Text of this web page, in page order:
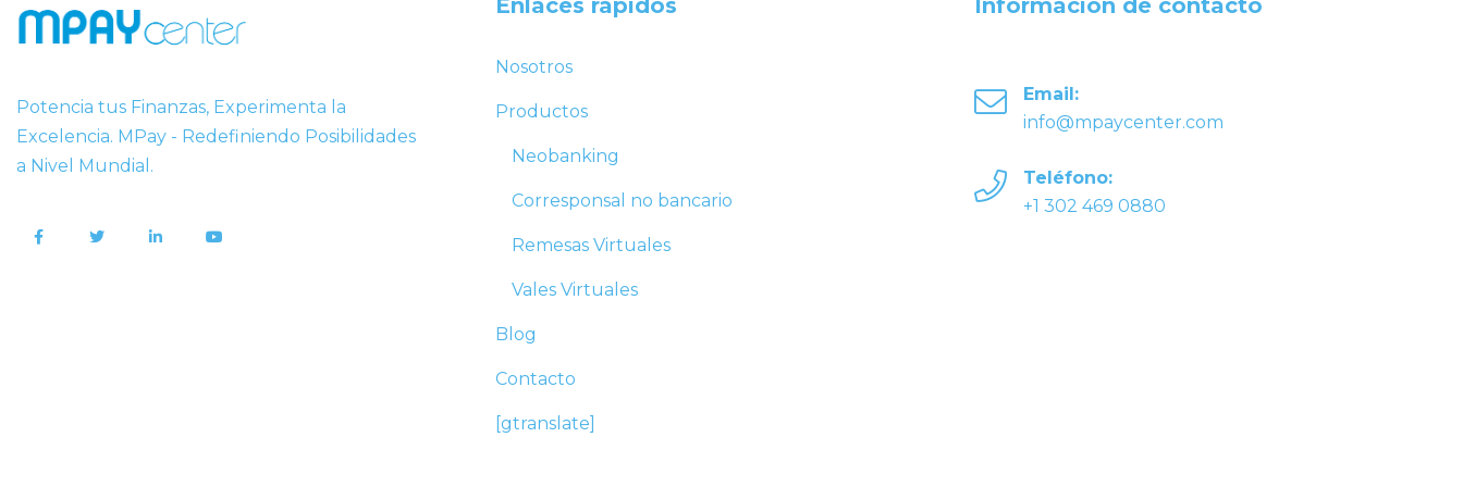
Potencia tus Finanzas, Experimenta la
Excelencia. MPay - Redefiniendo Posibilidades
a Nivel Mundial.
Nosotros
Productos
Neobanking
Corresponsal no bancario
Remesas Virtuales
Vales Virtuales
Blog
Contacto
[gtranslate]
Email:
info@mpaycenter.com
Teléfono:
+1 302 469 0880